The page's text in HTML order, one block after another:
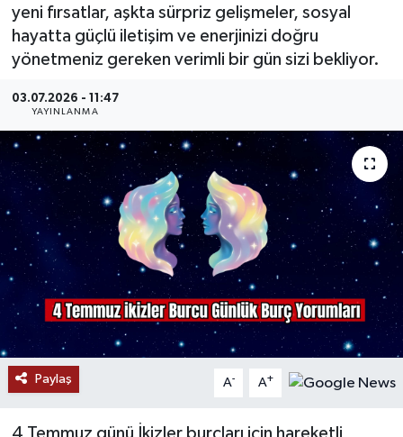
yeni fırsatlar, aşkta sürpriz gelişmeler, sosyal
hayatta güçlü iletişim ve enerjinizi doğru
yönetmeniz gereken verimli bir gün sizi bekliyor.
03.07.2026 - 11:47
YAYINLANMA
Paylaş A- A+
4 Temmuz günü İkizler burçları için hareketli
MAGAZİN
ÖZEL HABER
RESMİ İLANLAR
SAĞLIK
SİYASET
SOSYAL YARDIMLAR
SPONSORLU YAZI
SPOR
TEKNOLOJİ
YAŞAM